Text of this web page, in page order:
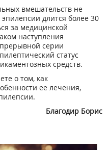
вмешательств не
длится более 30
за медицинской
наступления
серии
статус
средств.
о том, как
ее лечения,
Благодир Борис